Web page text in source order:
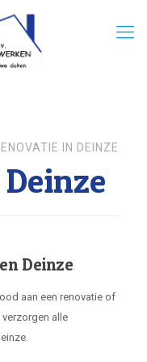
IN DEINZE
Deinze
aan een renovatie of
alle